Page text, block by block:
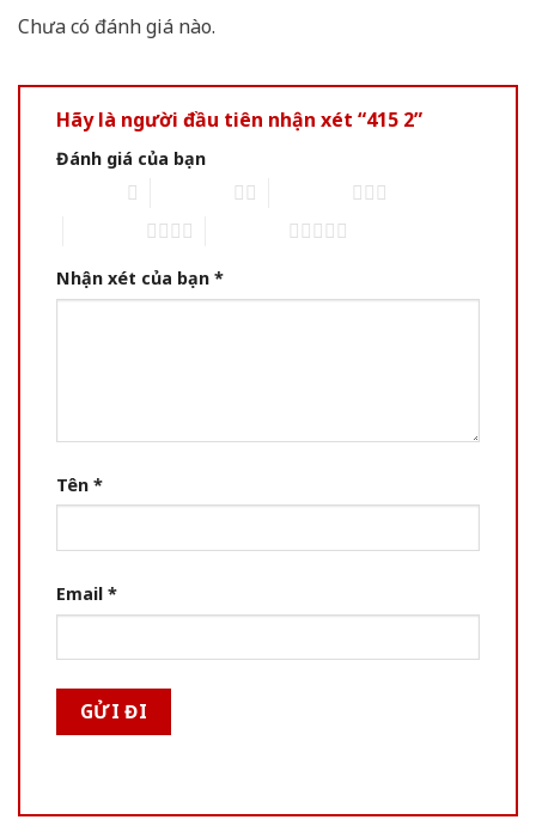
Chưa có đánh giá nào.
Hãy là người đầu tiên nhận xét “415 2”
Đánh giá của bạn
Nhận xét của bạn *
Tên *
Email *